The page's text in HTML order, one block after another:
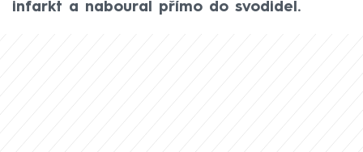
infarkt a naboural přímo do svodidel.